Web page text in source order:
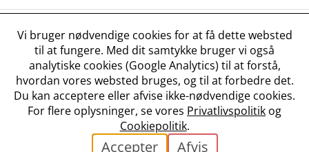
Vilkår og betingelser
Privatlivspolitik
Cookiepolitik
Cookieindstillinger
✉ Kontakt
Vi bruger nødvendige cookies for at få dette websted
til at fungere. Med dit samtykke bruger vi også
analytiske cookies (Google Analytics) til at forstå,
hvordan vores websted bruges, og til at forbedre det.
Du kan acceptere eller afvise ikke-nødvendige cookies.
For flere oplysninger, se vores Privatlivspolitik og
Cookiepolitik.
Accepter Afvis